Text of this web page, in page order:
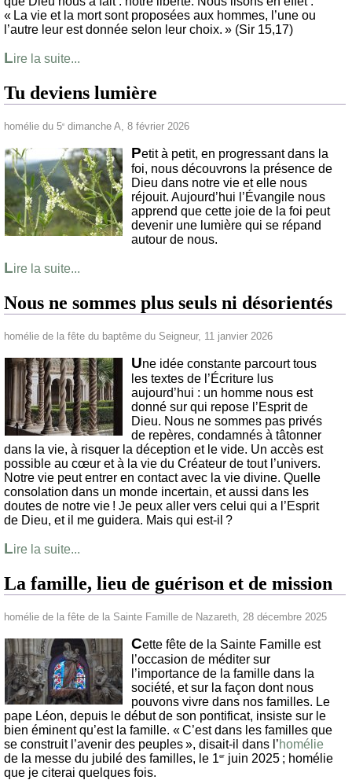
« La vie et la mort sont proposées aux hommes, l’une ou
l’autre leur est donnée selon leur choix. » (Sir 15,17)
Lire la suite...
Tu deviens lumière
homélie du 5e dimanche A, 8 février 2026
Petit à petit, en progressant dans la
foi, nous découvrons la présence de
Dieu dans notre vie et elle nous
réjouit. Aujourd’hui l’Évangile nous
apprend que cette joie de la foi peut
devenir une lumière qui se répand
autour de nous.
Lire la suite...
Nous ne sommes plus seuls ni désorientés
homélie de la fête du baptême du Seigneur, 11 janvier 2026
Une idée constante parcourt tous
les textes de l’Écriture lus
aujourd’hui : un homme nous est
donné sur qui repose l’Esprit de
Dieu. Nous ne sommes pas privés
de repères, condamnés à tâtonner
dans la vie, à risquer la déception et le vide. Un accès est
possible au cœur et à la vie du Créateur de tout l’univers.
Notre vie peut entrer en contact avec la vie divine. Quelle
consolation dans un monde incertain, et aussi dans les
doutes de notre vie ! Je peux aller vers celui qui a l’Esprit
de Dieu, et il me guidera. Mais qui est-il ?
Lire la suite...
La famille, lieu de guérison et de mission
homélie de la fête de la Sainte Famille de Nazareth, 28 décembre 2025
Cette fête de la Sainte Famille est
l’occasion de méditer sur
l’importance de la famille dans la
société, et sur la façon dont nous
pouvons vivre dans nos familles. Le
pape Léon, depuis le début de son pontificat, insiste sur le
bien éminent qu’est la famille. « C’est dans les familles que
se construit l’avenir des peuples », disait-il dans l’homélie
de la messe du jubilé des familles, le 1er juin 2025 ; homélie
que je citerai quelques fois.